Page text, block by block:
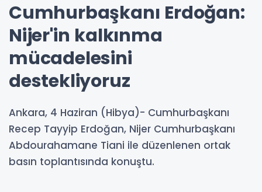
Cumhurbaşkanı Erdoğan:
Nijer'in kalkınma
mücadelesini
destekliyoruz
Ankara, 4 Haziran (Hibya)- Cumhurbaşkanı
Recep Tayyip Erdoğan, Nijer Cumhurbaşkanı
Abdourahamane Tiani ile düzenlenen ortak
basın toplantısında konuştu.